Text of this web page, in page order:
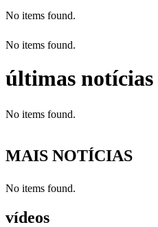
No items found.
No items found.
últimas notícias
No items found.
MAIS NOTÍCIAS
No items found.
vídeos